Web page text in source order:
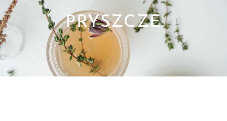
PRYSZCZE